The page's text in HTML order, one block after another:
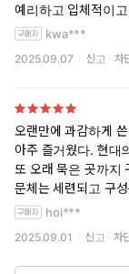
예리하고 입체적이
kwa***
2025.09.07 신고 차
오랜만에 과감하게
아주 즐거웠다. 현대의 언어로 쓰여진 소설은 동시대의 고민을 공유하고
또 오래 묵은 곳까지
문체는 세련되고 구
다는 생각이 든다.
작가는 꺾일 필요가
가는 행인의 말에 귀
기준이 흔들리려고
hoi***
2025.09.01 신고 차